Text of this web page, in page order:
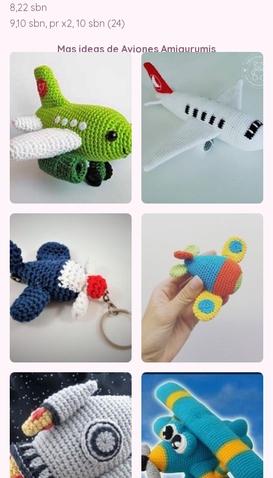
8,22 sbn
9,10 sbn, pr x2, 10 sbn (24)
Mas ideas de Aviones Amigurumis